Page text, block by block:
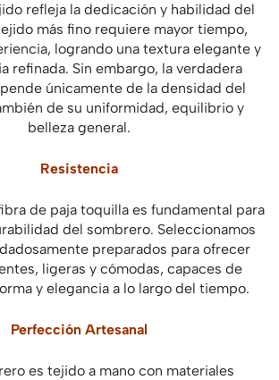
refleja la dedicación y habilidad del
más fino requiere mayor tiempo,
logrando una textura elegante y
refinada. Sin embargo, la verdadera
únicamente de la densidad del
de su uniformidad, equilibrio y
belleza general.
Resistencia
de paja toquilla es fundamental para
del sombrero. Seleccionamos
preparados para ofrecer
ligeras y cómodas, capaces de
y elegancia a lo largo del tiempo.
Perfección Artesanal
es tejido a mano con materiales